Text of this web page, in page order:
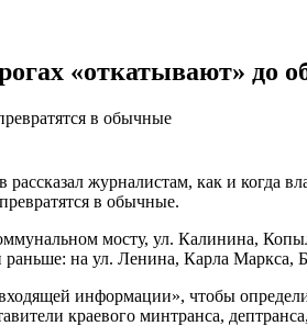
«откатывают» до
в обычные
журналистам, как и когда
в обычные.
мосту, ул. Калинина,
на ул. Ленина, Карла
информации», чтобы
краевого минтранса,